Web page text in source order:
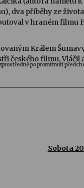
dva příběhy ze
v hraném filmu
Králem
českého filmu, Vláčil
po promítnutí
Sobota